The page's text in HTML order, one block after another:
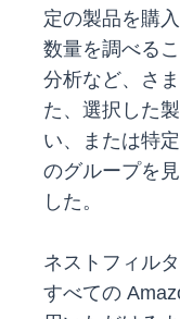
定の製品を購
数量を調べる
分析など、さ
た、選択した
い、または特
のグループを
した。
ネストフィル
すべての